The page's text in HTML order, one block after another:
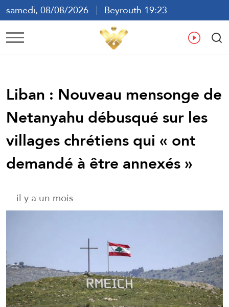
samedi, 08/08/2026
Beyrouth 19:23
ع
Liban : Nouveau mensonge de
Netanyahu débusqué sur les
villages chrétiens qui « ont
demandé à être annexés »
il y a un mois